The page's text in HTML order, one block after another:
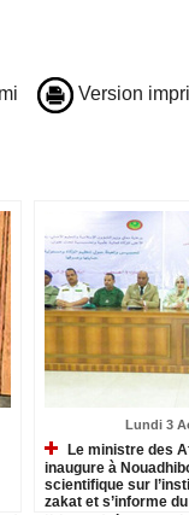
Version
Lundi 3
Le ministre des
inaugure à
scientifique sur
zakat et s’informe